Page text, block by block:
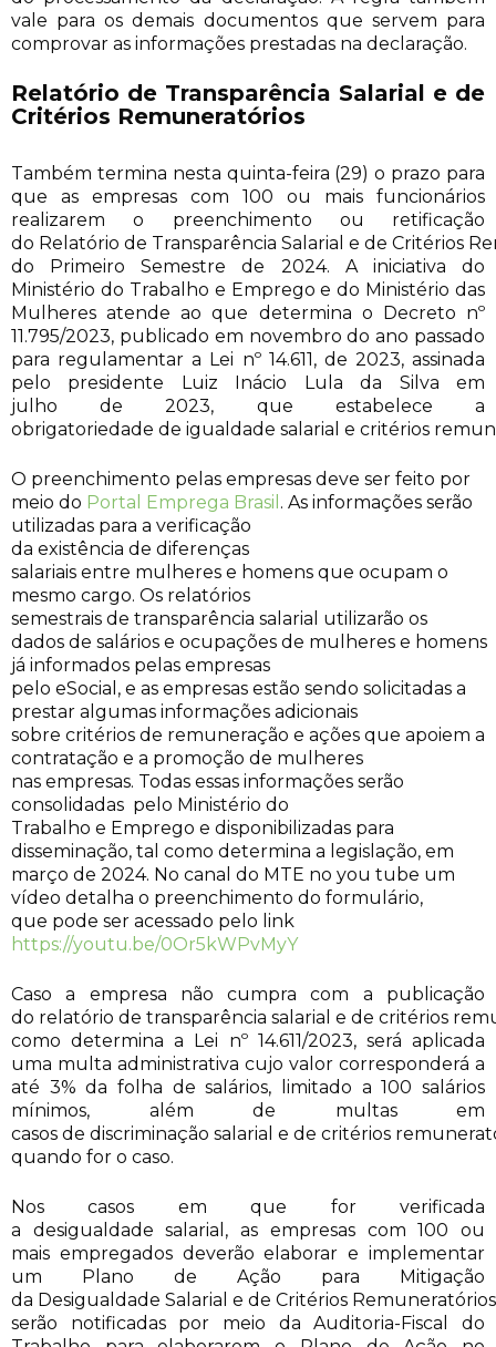
vale para os demais documentos que servem para
comprovar as informações prestadas na declaração.
Relatório de Transparência Salarial e de
Critérios Remuneratórios
Também termina nesta quinta-feira (29) o prazo para
que as empresas com 100 ou mais funcionários
realizarem o preenchimento ou retificação
do Relatório de Transparência Salarial e de Critérios
do Primeiro Semestre de 2024. A iniciativa do
Ministério do Trabalho e Emprego e do Ministério das
Mulheres atende ao que determina o Decreto nº
11.795/2023, publicado em novembro do ano passado
para regulamentar a Lei nº 14.611, de 2023, assinada
pelo presidente Luiz Inácio Lula da Silva em
julho de 2023, que estabelece a
obrigatoriedade de igualdade salarial e critérios
O preenchimento pelas empresas deve ser feito por
meio do Portal Emprega Brasil . As informações serão
utilizadas para a verificação
da existência de diferenças
salariais entre mulheres e homens que ocupam o
mesmo cargo. Os relatórios
semestrais de transparência salarial utilizarão os
dados de salários e ocupações de mulheres e homens
já informados pelas empresas
pelo eSocial, e as empresas estão sendo solicitadas a
prestar algumas informações adicionais
sobre critérios de remuneração e ações que apoiem a
contratação e a promoção de mulheres
nas empresas. Todas essas informações serão
consolidadas pelo Ministério do
Trabalho e Emprego e disponibilizadas para
disseminação, tal como determina a legislação, em
março de 2024. No canal do MTE no you tube um
vídeo detalha o preenchimento do formulário,
que pode ser acessado pelo link
https://youtu.be/0Or5kWPvMyY
Caso a empresa não cumpra com a publicação
do relatório de transparência salarial e de critérios
como determina a Lei nº 14.611/2023, será aplicada
uma multa administrativa cujo valor corresponderá a
até 3% da folha de salários, limitado a 100 salários
mínimos, além de multas em
casos de discriminação salarial e de critérios
quando for o caso.
Nos casos em que for verificada
a desigualdade salarial, as empresas com 100 ou
mais empregados deverão elaborar e implementar
um Plano de Ação para Mitigação
da Desigualdade Salarial e de Critérios
serão notificadas por meio da Auditoria-Fiscal do